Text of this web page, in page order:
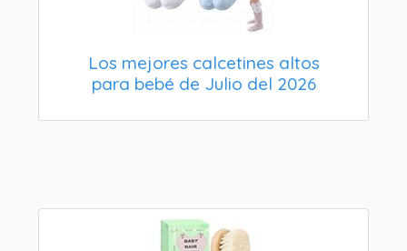
Los mejores calcetines altos
para bebé de Julio del 2026